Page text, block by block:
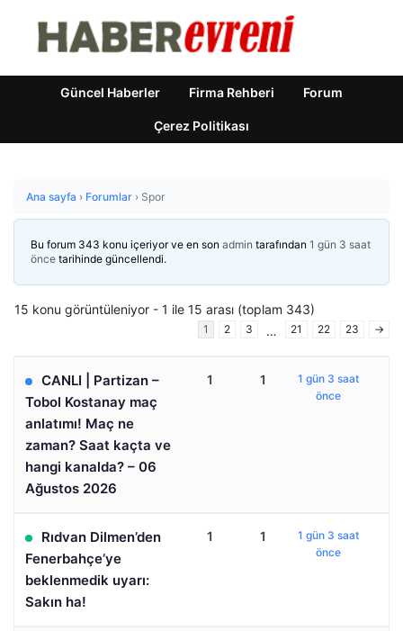
Güncel Haberler Firma Rehberi Forum
Çerez Politikası
Ana sayfa › Forumlar › Spor
Bu forum 343 konu içeriyor ve en son admin tarafından 1 gün 3 saat
önce tarihinde güncellendi.
15 konu görüntüleniyor - 1 ile 15 arası (toplam 343)
1 2 3 … 21 22 23 →
CANLI | Partizan –
Tobol Kostanay maç
anlatımı! Maç ne
zaman? Saat kaçta ve
hangi kanalda? – 06
Ağustos 2026
1 1
1 gün 3 saat
önce
Rıdvan Dilmen’den
Fenerbahçe’ye
beklenmedik uyarı:
Sakın ha!
1 1
1 gün 3 saat
önce